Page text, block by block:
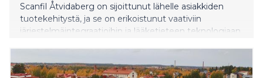
Scanfil Åtvidaberg on sijoittunut lähelle asiakkiden
tuotekehitystä, ja se on erikoistunut vaativiin
järjestelmäintegraatioihin ja lääketieteen teknologiaan